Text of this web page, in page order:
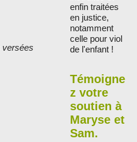
versées
enfin traitées
en justice,
notamment
celle pour viol
de l'enfant !
Témoigne
z votre
soutien à
Maryse et
Sam.